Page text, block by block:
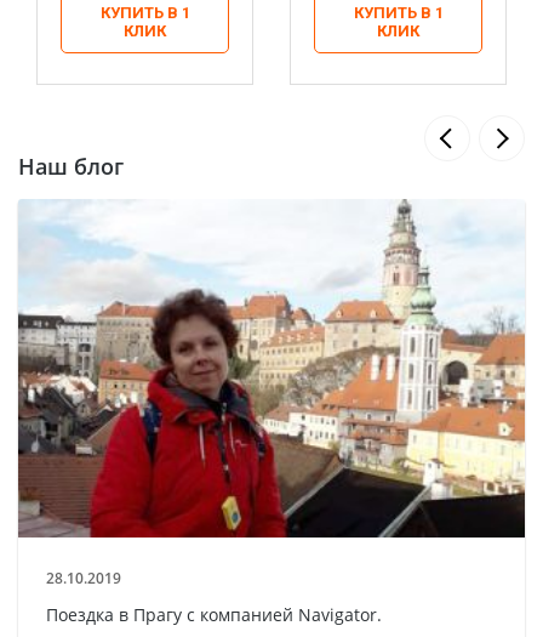
КУПИТЬ В 1
КЛИК
КУПИТЬ В 1
КЛИК
Наш блог
28.10.2019
Поездка в Прагу с компанией Navigator.